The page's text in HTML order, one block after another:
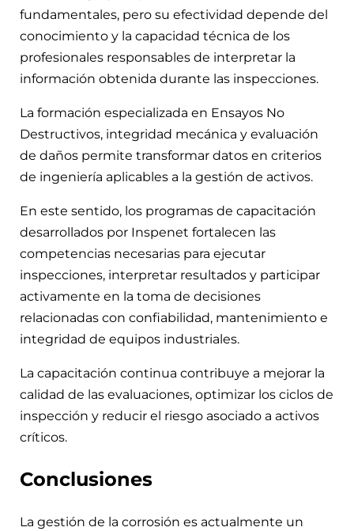
fundamentales, pero su efectividad depende del
conocimiento y la capacidad técnica de los
profesionales responsables de interpretar la
información obtenida durante las inspecciones.
La formación especializada en Ensayos No
Destructivos, integridad mecánica y evaluación
de daños permite transformar datos en criterios
de ingeniería aplicables a la gestión de activos.
En este sentido, los programas de capacitación
desarrollados por Inspenet fortalecen las
competencias necesarias para ejecutar
inspecciones, interpretar resultados y participar
activamente en la toma de decisiones
relacionadas con confiabilidad, mantenimiento e
integridad de equipos industriales.
La capacitación continua contribuye a mejorar la
calidad de las evaluaciones, optimizar los ciclos de
inspección y reducir el riesgo asociado a activos
críticos.
Conclusiones
La gestión de la corrosión es actualmente un